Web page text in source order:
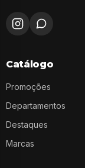
Catálogo
Promoções
Departamentos
Destaques
Marcas